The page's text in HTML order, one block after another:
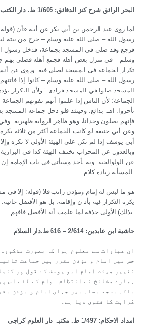
البحر الرائق شرح كنز الدقائق: 1/605 ط. دار الكتب العلمية
رسول الله – صلى الله عليه وسلم – خرج من بيته
فرجع وقد صلى في المسجد بجماعة، فدخل رسول
وسلم – في منزل بعض أهله فجمع أهله فصلى بهم
تكرار الجماعة في المسجد لصلى فيه. وروي عن
رسول الله – صلى الله عليه وسلم – كانوا إذا
المسجد صلوا في المسجد فرادى ” ولأن التكرار
الجماعة؛ لأن الناس إذا علموا أنهم تفوتهم الجماعة
تأخروا. اهـ. بدائع. وحينئذ فلو دخل جماعة المسجد
فإنهم يصلون وحدانا، وهو ظاهر الرواية ظهيرية.
وعن أبي حنيفة لو كانت الجماعة أكثر من ثلاثة يكره
أبي يوسف إذا لم تكن على الهيئة الأولى لا تكره
وبالعدول عن المحراب تختلف الهيئة كذا في البزازية.
عن الولوالجية: وبه نأخذ وسيأتي في باب الإمامة إن
المسألة زيادة كلام.
يكره التكرار فيه بأذان وإقامة، بل هو الأفضل
حاشية ابن عابدين: 2/614 – 616 ط.دار السلام
ان عبارات سے معلوم ہوا کہ بصورت
جس میں امام و مؤذن مقرر ہیں جماعت
تغییر هیئت امام ابو یوسف کے قول پر
ہمارے مشائخ نے انتظام عوام کے لئے اس
بلکہ مسجد محلہ میں جہاں امام و مؤذن
کراہت کا فتوی دیا ہے۔
امداد الاحکام: 1/497 ط. مکتبہ دار العلوم کراچی